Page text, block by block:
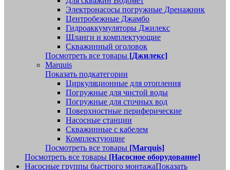
Электронасосы погружные Дренажник
Центробежные Джамбо
Гидроаккумуляторы Джилекс
Шланги и комплектующие
Скважинный оголовок
Посмотреть все товары [Джилекс]
Marquis
Показать подкатегории
Циркуляционные для отопления
Погружные для чистой воды
Погружные для сточных вод
Поверхностные периферические
Насосные станции
Скважинные с кабелем
Комплектующие
Посмотреть все товары [Marquis]
Посмотреть все товары [Насосное оборудование]
Насосные группы быстрого монтажаПоказать